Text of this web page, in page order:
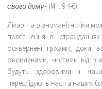
свого дому» (Мт. 9:4-6).
Лікарі та різноманітні ліки
полегшення в
осквернені гріхами, доки
оновленими, чистими від
будуть здоровими і
переслідують нас та наших